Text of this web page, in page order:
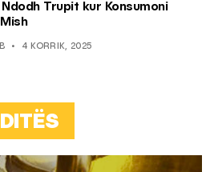
Trupit kur Konsumoni
4 KORRIK, 2025